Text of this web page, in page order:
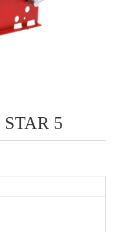
STAR 5